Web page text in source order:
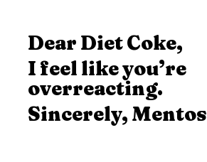
Dear Diet Coke,
I feel like you’re
overreacting.
Sincerely, Mentos